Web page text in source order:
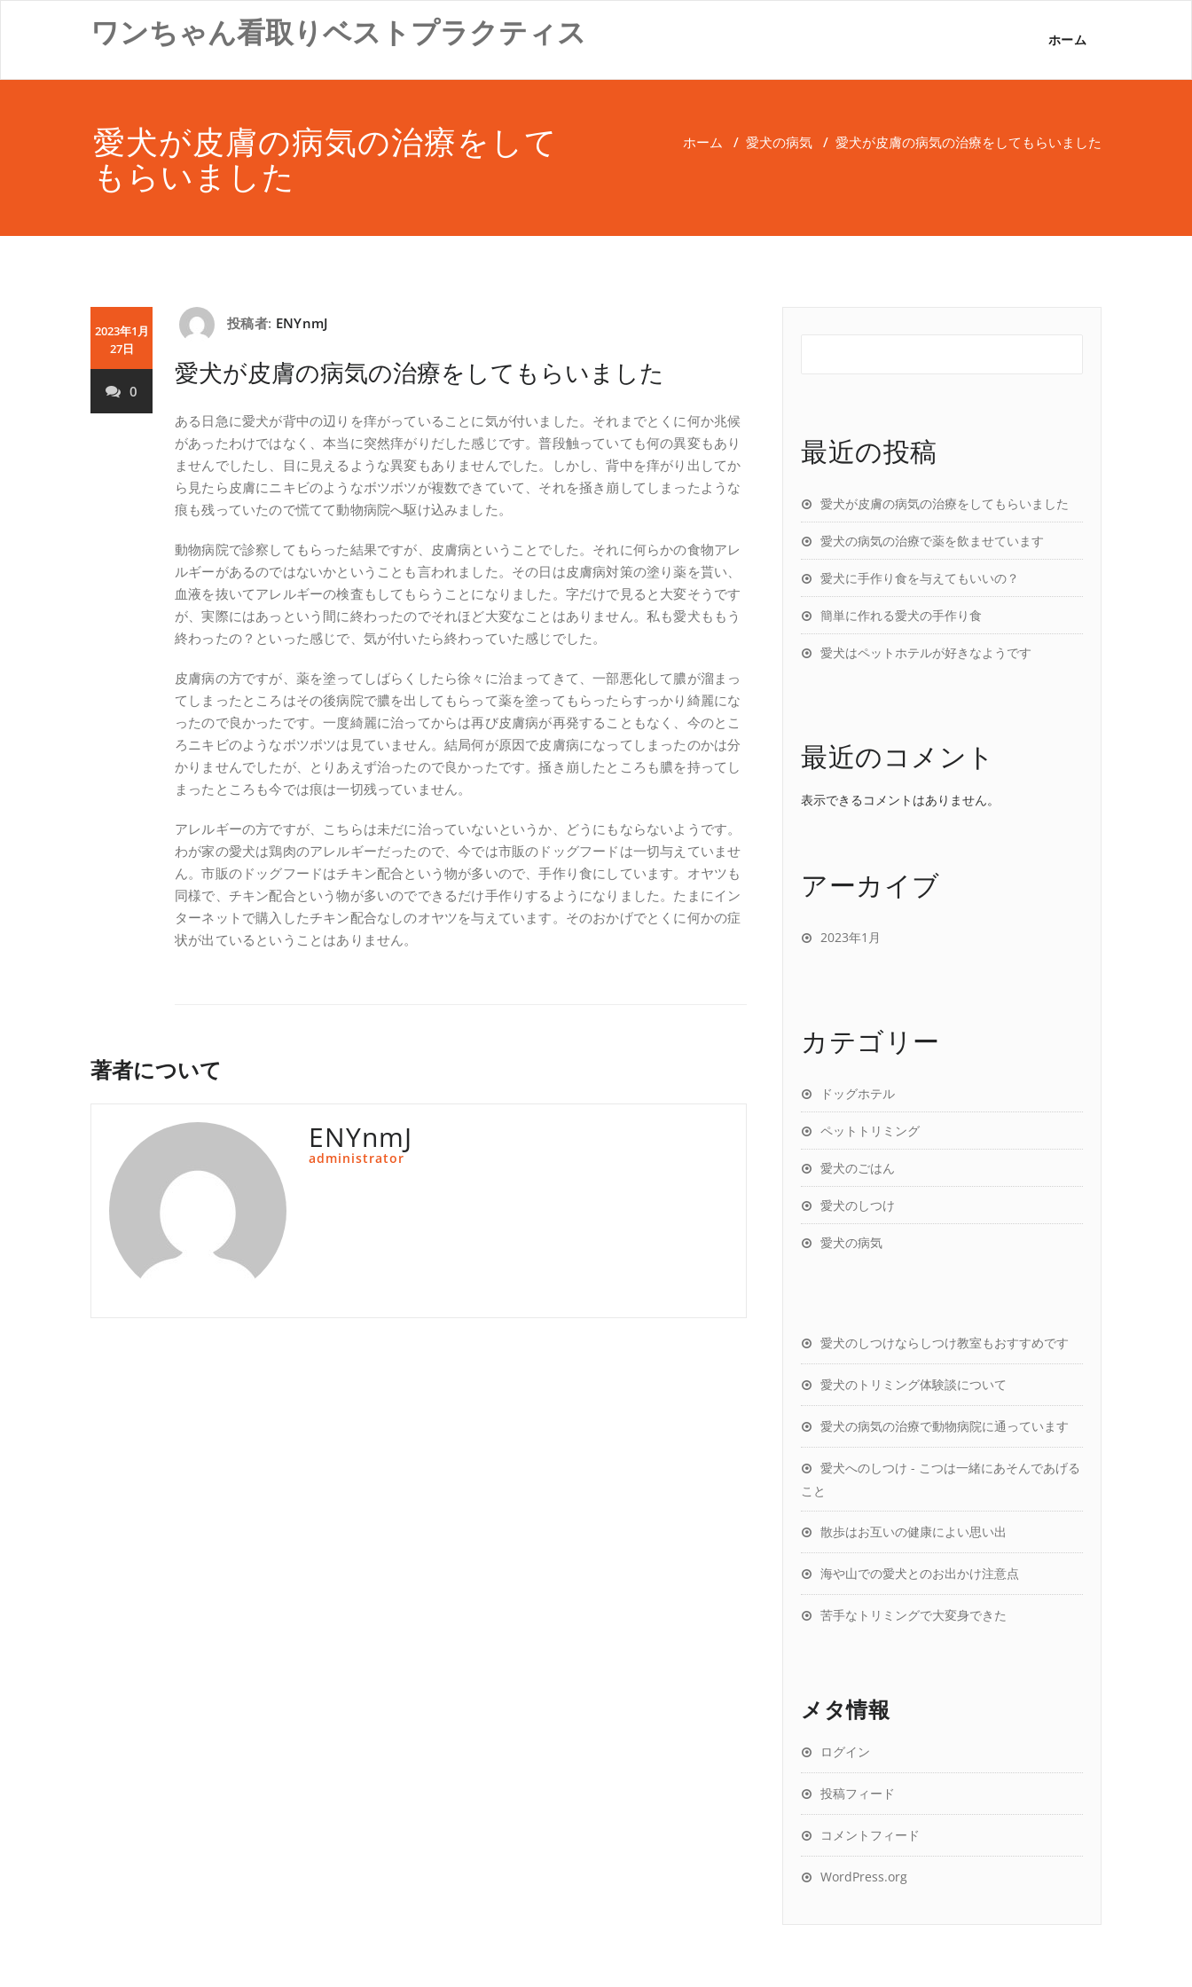
ツ
ワンちゃん看取りベストプラクティス ホーム
愛犬が皮膚の病気の治療をして
もらいました
ホーム / 愛犬の病気 / 愛犬が皮膚の病気の治療をしてもらいました
2023年1月
27日
0
投稿者: ENYnmJ
愛犬が皮膚の病気の治療をしてもらいました
ある日急に愛犬が背中の辺りを痒がっていることに気が付いました。それまでとくに何か兆候
があったわけではなく、本当に突然痒がりだした感じです。普段触っていても何の異変もあり
ませんでしたし、目に見えるような異変もありませんでした。しかし、背中を痒がり出してか
ら見たら皮膚にニキビのようなボツボツが複数できていて、それを掻き崩してしまったような
痕も残っていたので慌てて動物病院へ駆け込みました。
動物病院で診察してもらった結果ですが、皮膚病ということでした。それに何らかの食物アレ
ルギーがあるのではないかということも言われました。その日は皮膚病対策の塗り薬を貰い、
血液を抜いてアレルギーの検査もしてもらうことになりました。字だけで見ると大変そうです
が、実際にはあっという間に終わったのでそれほど大変なことはありません。私も愛犬ももう
終わったの？といった感じで、気が付いたら終わっていた感じでした。
皮膚病の方ですが、薬を塗ってしばらくしたら徐々に治まってきて、一部悪化して膿が溜まっ
てしまったところはその後病院で膿を出してもらって薬を塗ってもらったらすっかり綺麗にな
ったので良かったです。一度綺麗に治ってからは再び皮膚病が再発することもなく、今のとこ
ろニキビのようなボツボツは見ていません。結局何が原因で皮膚病になってしまったのかは分
かりませんでしたが、とりあえず治ったので良かったです。掻き崩したところも膿を持ってし
まったところも今では痕は一切残っていません。
アレルギーの方ですが、こちらは未だに治っていないというか、どうにもならないようです。
わが家の愛犬は鶏肉のアレルギーだったので、今では市販のドッグフードは一切与えていませ
ん。市販のドッグフードはチキン配合という物が多いので、手作り食にしています。オヤツも
同様で、チキン配合という物が多いのでできるだけ手作りするようになりました。たまにイン
ターネットで購入したチキン配合なしのオヤツを与えています。そのおかげでとくに何かの症
状が出ているということはありません。
著者について
ENYnmJ
administrator
最近の投稿
愛犬が皮膚の病気の治療をしてもらいました
愛犬の病気の治療で薬を飲ませています
愛犬に手作り食を与えてもいいの？
簡単に作れる愛犬の手作り食
愛犬はペットホテルが好きなようです
最近のコメント
表示できるコメントはありません。
アーカイブ
2023年1月
カテゴリー
ドッグホテル
ペットトリミング
愛犬のごはん
愛犬のしつけ
愛犬の病気
愛犬のしつけならしつけ教室もおすすめです
愛犬のトリミング体験談について
愛犬の病気の治療で動物病院に通っています
愛犬へのしつけ - こつは一緒にあそんであげる
こと
散歩はお互いの健康によい思い出
海や山での愛犬とのお出かけ注意点
苦手なトリミングで大変身できた
メタ情報
ログイン
投稿フィード
コメントフィード
WordPress.org